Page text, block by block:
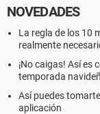
NOVEDADES
La regla de los 10
realmente
¡No caigas! Así es
temporada
Así puedes
aplicación